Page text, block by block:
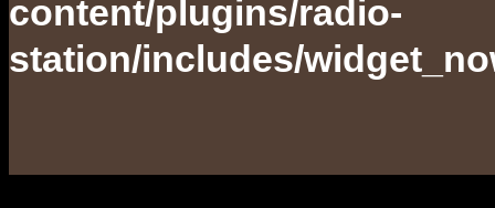
content/plugins/radio-
station/includes/